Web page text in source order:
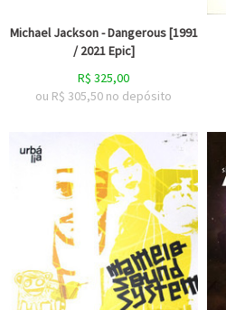
Michael Jackson - Dangerous [1991
/ 2021 Epic]
R$ 325,00
ou R$ 305,50 no depósito